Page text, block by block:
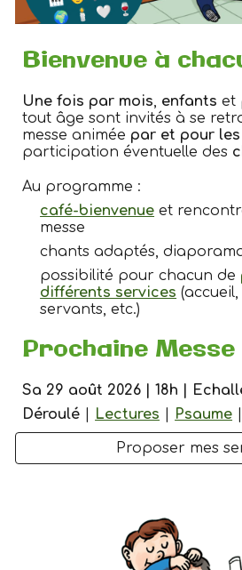
Bienvenue à
Une fois par mois, enfantset
tout âge sont invités à se
messe animée par et pour
participation éventuelle des
Au programme :
café-bienvenue et
messe
chants adaptés,
possibilité pour chacun de
différents services
servants, etc.)
Prochaine Messe
Sa 29 août 2026 | 18h |
Déroulé
Lectures Psaume
Proposer mes